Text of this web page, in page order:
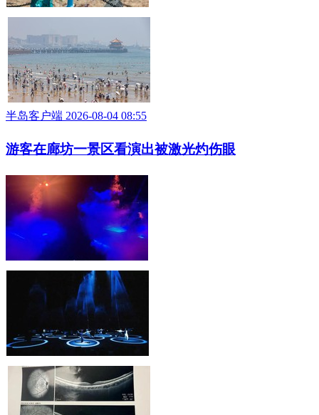
半岛客户端 2026-08-04 08:55
游客在廊坊一景区看演出被激光灼伤眼